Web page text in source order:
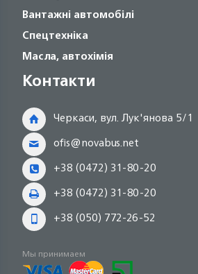
Вантажні автомобілі
Спецтехніка
Масла, автохімія
Контакти
Черкаси, вул. Лук'янова 5/1
ofis@novabus.net
+38 (0472) 31-80-20
+38 (0472) 31-80-20
+38 (050) 772-26-52
Мы принимаем